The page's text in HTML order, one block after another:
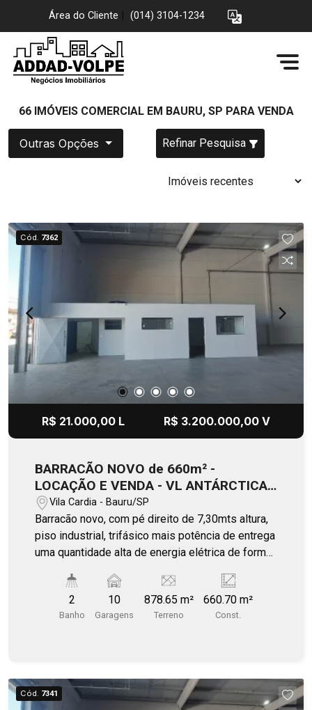
Área do Cliente (014) 3104-1234
66 IMÓVEIS COMERCIAL EM BAURU, SP PARA VENDA
Outras Opções Refinar Pesquisa
Cód. 7362
R$ 21.000,00 L R$ 3.200.000,00 V
BARRACÃO NOVO de 660m² -
LOCAÇÃO E VENDA - VL ANTÁRCTICA/
BAURU
Vila Cardia - Bauru/SP
Barracão novo, com pé direito de 7,30mts altura,
piso industrial, trifásico mais potência de entrega
uma quantidade alta de energia elétrica de forma
painel Strel frame PIR. Com autorização de
atividades comercial e industrial, oferece
oportunidade multi uso de negócios. Portas em
Salgado, no eixo Rondon com Av. Rodrigues
Alves. Obras concluídas na 1ª. quinzena de
2
Banho
10
Garagens
878.65 m²
Terreno
660.70 m²
Const.
Cód. 7341